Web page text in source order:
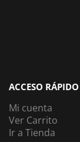
ACCESO RÁPIDO
Mi cuenta
Ver Carrito
Ir a Tienda